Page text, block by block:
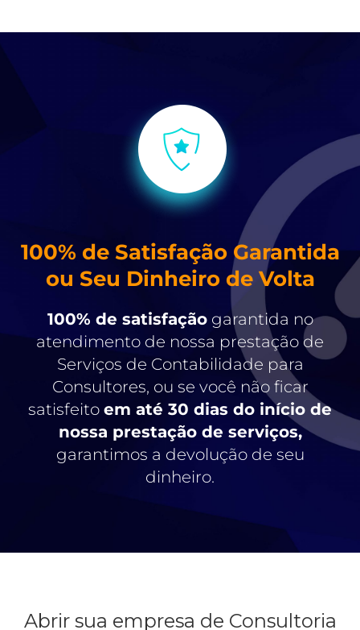
100% de Satisfação Garantida
ou Seu Dinheiro de Volta
100% de satisfaçãogarantida no
atendimento de nossa prestação de
Serviços de Contabilidade para
Consultores, ou se você não ficar
satisfeito em até 30 dias do início de
nossa prestação de serviços,
garantimos a devolução de seu
dinheiro.
Abrir sua empresa de Consultoria